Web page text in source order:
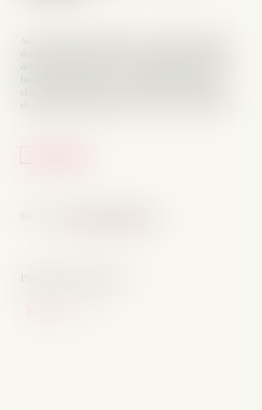
Source :
donation-partage suppose une répartition matérielle
des biens effectuée par un ascendant au profit de ses
chaque donataire reçoive un lot distinct, et non des
droits indivis, sauf disposition expresse du législateur...